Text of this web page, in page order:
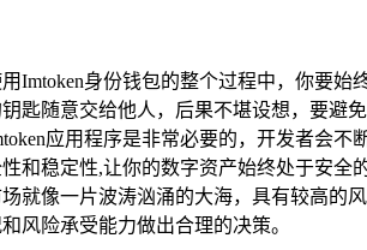
Imtoken身份钱包的整个过程中，你要
匙随意交给他人，后果不堪设想，要避
应用程序是非常必要的，开发者会
和稳定性,让你的数字资产始终处于安全
就像一片波涛汹涌的大海，具有较高的
风险承受能力做出合理的决策。